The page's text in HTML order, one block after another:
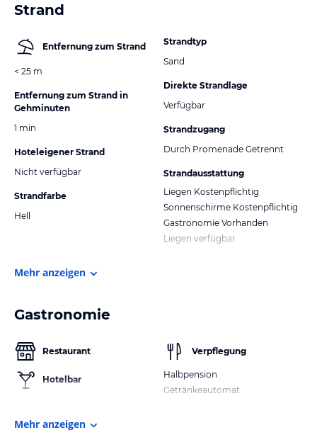
Strand
Entfernung zum Strand
< 25 m
Entfernung zum Strand in
Gehminuten
1 min
Hoteleigener Strand
Nicht verfügbar
Strandfarbe
Hell
Strandtyp
Sand
Direkte Strandlage
Verfügbar
Strandzugang
Durch Promenade Getrennt
Strandausstattung
Liegen Kostenpflichtig
Sonnenschirme Kostenpflichtig
Gastronomie Vorhanden
Liegen verfügbar
Mehr anzeigen
Gastronomie
Restaurant
Hotelbar
Verpflegung
Halbpension
Getränkeautomat
Mehr anzeigen